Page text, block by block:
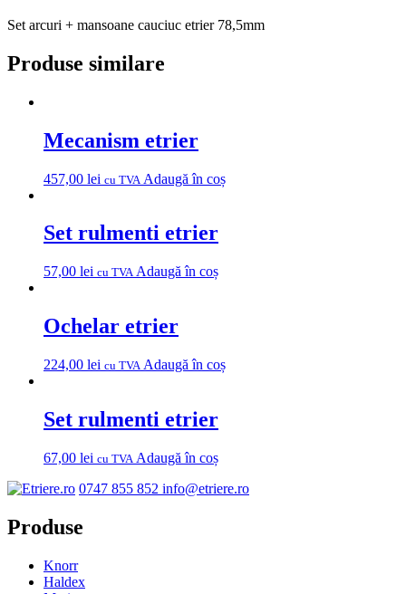
78,5mm
Set arcuri + mansoane cauciuc etrier 78,5mm
Produse similare
Mecanism etrier
457,00 lei cu TVA Adaugă în coș
Set rulmenti etrier
57,00 lei cu TVA Adaugă în coș
Ochelar etrier
224,00 lei cu TVA Adaugă în coș
Set rulmenti etrier
67,00 lei cu TVA Adaugă în coș
0747 855 852 info@etriere.ro
Produse
Knorr
Haldex